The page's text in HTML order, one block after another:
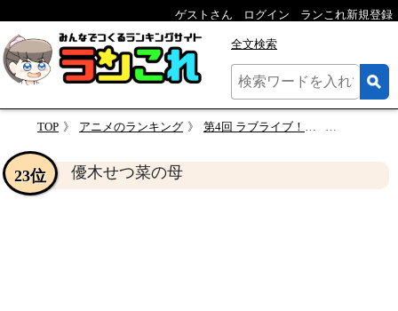
ゲストさん ログイン ランこれ新規登録
全文検索
TOP アニメのランキング 第4回 ラブライブ！虹ヶ咲学園スクールアイドル同好会キャラランキング・人気投票
優木せつ菜の母
23位